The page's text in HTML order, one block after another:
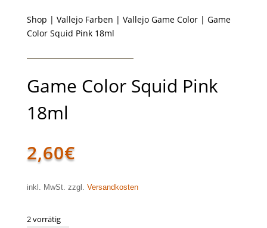
Shop | Vallejo Farben | Vallejo Game Color| Game
Color Squid Pink 18ml
Game Color Squid Pink
18ml
2,60€
inkl. MwSt. zzgl. Versandkosten
2 vorrätig